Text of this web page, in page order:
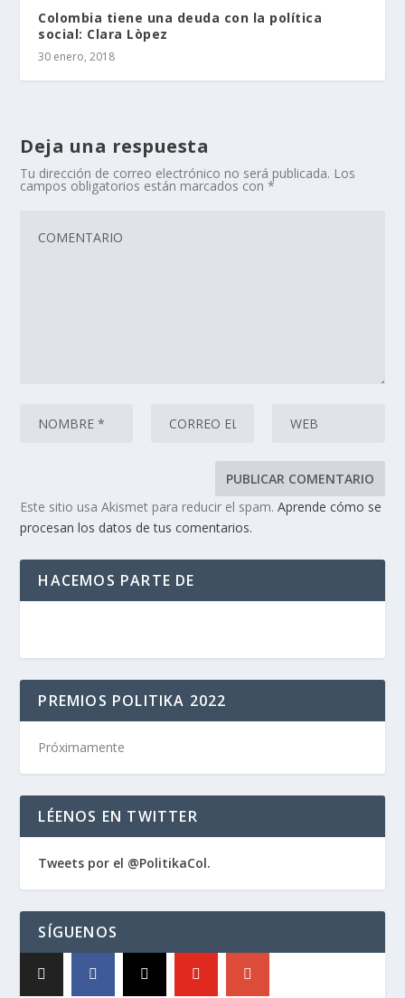
Colombia tiene una deuda con la política
social: Clara Lòpez
30 enero, 2018
Deja una respuesta
Tu dirección de correo electrónico no será publicada. Los
campos obligatorios están marcados con*
Este sitio usa Akismet para reducir el spam.Aprende cómo se
procesan los datos de tus comentarios.
HACEMOS PARTE DE
PREMIOS POLITIKA 2022
Próximamente
LÉENOS EN TWITTER
Tweets por el @PolitikaCol.
SÍGUENOS